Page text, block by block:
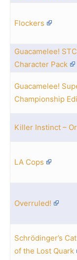
Flockers
Guacamelee!
Character Pack
Guacamelee!
Championship
Killer Instinct –
LA Cops
Overruled!
Schrödinger’s
of the Lost Quark